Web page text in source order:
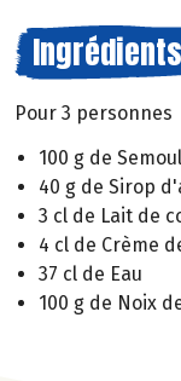
Ingrédients
Pour 3 personnes
100 g de
40 g de Sirop
3 cl de Lait de
4 cl de Crème
37 cl de Eau
100 g de Noix